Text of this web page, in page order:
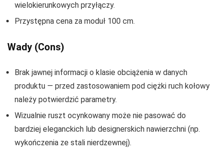
wielokierunkowych przyłączy.
Przystępna cena za moduł 100 cm.
Wady (Cons)
Brak jawnej informacji o klasie obciążenia w danych
produktu — przed zastosowaniem pod ciężki ruch kołowy
należy potwierdzić parametry.
Wizualnie ruszt ocynkowany może nie pasować do
bardziej eleganckich lub designerskich nawierzchni (np.
wykończenia ze stali nierdzewnej).